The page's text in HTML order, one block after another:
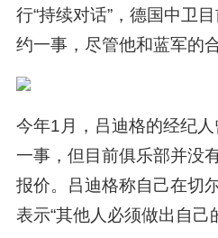
行“持续对话”，德国中卫
约一事，尽管他和蓝军的
今年1月，吕迪格的经纪
一事，但目前俱乐部并没
报价。吕迪格称自己在切
表示“其他人必须做出自己